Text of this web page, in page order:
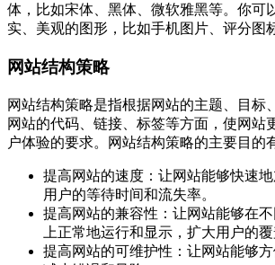
体，比如宋体、黑体、微软雅黑等。你可
实、美观的图形，比如手机图片、评分图
网站结构策略
网站结构策略是指根据网站的主题、目标
网站的代码、链接、标签等方面，使网站
户体验的要求。网站结构策略的主要目的
提高网站的速度：让网站能够快速
用户的等待时间和流失率。
提高网站的兼容性：让网站能够在
上正常地运行和显示，扩大用户的覆
提高网站的可维护性：让网站能够方